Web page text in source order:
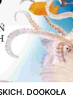
DOOKOŁA